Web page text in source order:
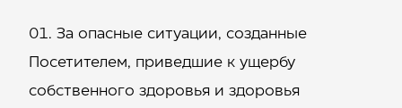
За опасные ситуации, созданные
Посетителем, приведшие к ущербу
собственного здоровья и здоровья